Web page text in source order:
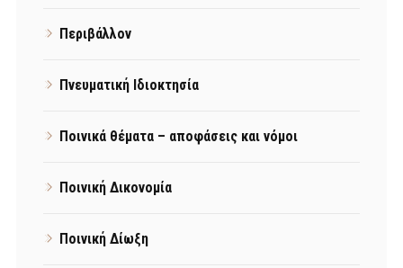
Περιβάλλον
Πνευματική Ιδιοκτησία
Ποινικά θέματα – αποφάσεις και νόμοι
Ποινική Δικονομία
Ποινική Δίωξη